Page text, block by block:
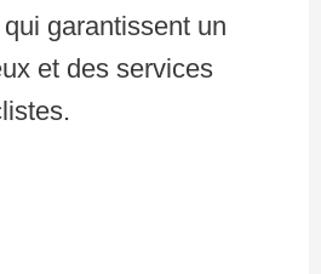
qui garantissent un
et des services